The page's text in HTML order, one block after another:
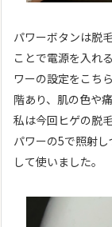
パワーボタンは脱
ことで電源を入れ
ワーの設定をこち
階あり、肌の色や
私は今回ヒゲの脱
パワーの5で照射
して使いました。